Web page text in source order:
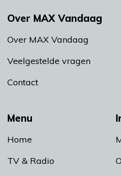
Menu
Home
TV & Radio
Over MAX Vandaag
Over MAX Vandaag
Veelgestelde vragen
Contact